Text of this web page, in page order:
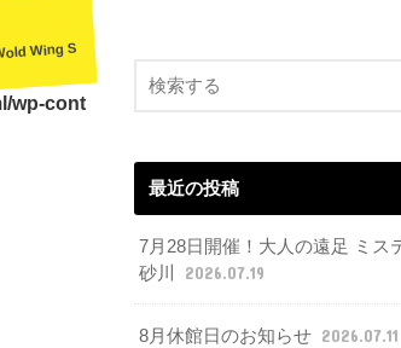
wp-cont
Wing S
最近の投稿
7月28日開催！大人の遠足 ミス
砂川
2026.07.19
8月休館日のお知らせ 2026.07.11